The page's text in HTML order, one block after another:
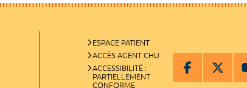
ESPACE PATIENT
ACCÈS AGENT CHU
ACCESSIBILITÉ :
PARTIELLEMENT
CONFORME